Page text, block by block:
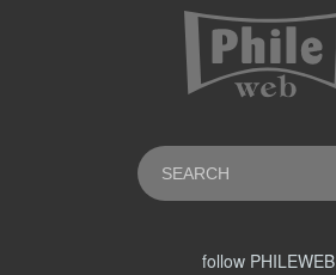
follow PHILEWEB